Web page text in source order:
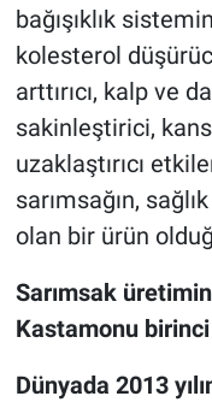
bağışıklık
kolesterol
arttırıcı, kalp ve
sakinleştirici,
uzaklaştırıcı
sarımsağın,
olan bir ürün
Sarımsak
Kastamonu birinci
Dünyada 2013